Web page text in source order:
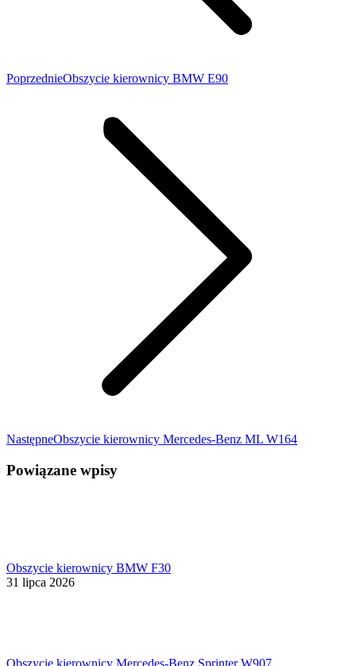
PoprzedniePoprzedni
Obszycie kierownicy BMW E90
NastępneNastępny
Obszycie kierownicy Mercedes-Benz ML W164
Powiązane wpisy
Obszycie kierownicy BMW F30
31 lipca 2026
Obszycie kierownicy Mercedes-Benz Sprinter W907